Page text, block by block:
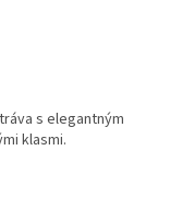
s elegantným
klasmi.